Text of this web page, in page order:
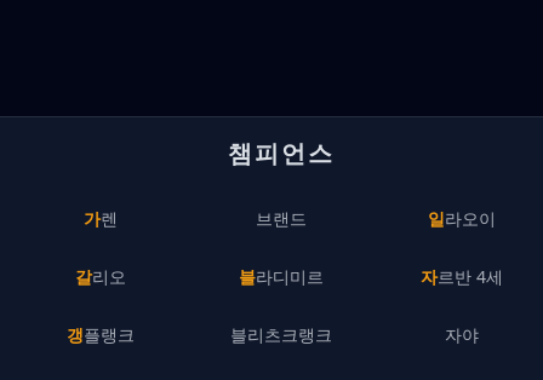
챔피언스
가렌
갈리오
갱플랭크
브랜드
블라디미르
블리츠크랭크
일라오이
자르반 4세
자야